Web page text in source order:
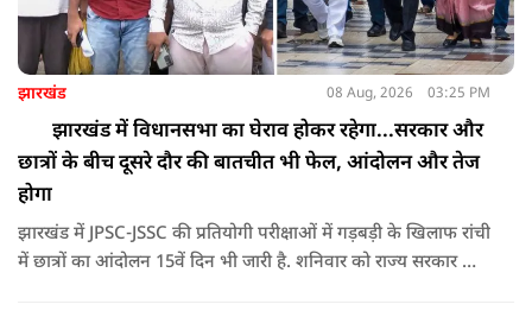
झारखंड 08 Aug, 2026 03:25 PM
झारखंड में विधानसभा का घेराव होकर रहेगा...सरकार और
छात्रों के बीच दूसरे दौर की बातचीत भी फेल, आंदोलन और तेज
होगा
झारखंड में JPSC-JSSC की प्रतियोगी परीक्षाओं में गड़बड़ी के खिलाफ रांची
में छात्रों का आंदोलन 15वें दिन भी जारी है. शनिवार को राज्य सरकार और